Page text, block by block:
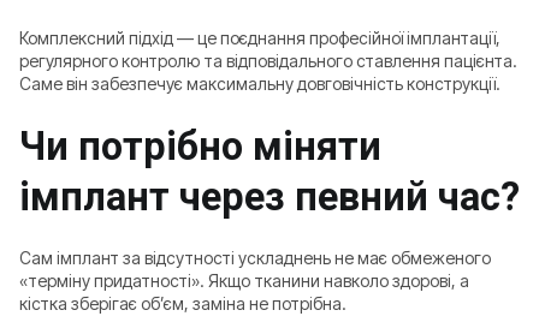
Комплексний підхід — це поєднання професійної імплантації,
регулярного контролю та відповідального ставлення пацієнта.
Саме він забезпечує максимальну довговічність конструкції.
Чи потрібно міняти
імплант через певний час?
Сам імплант за відсутності ускладнень не має обмеженого
«терміну придатності». Якщо тканини навколо здорові, а
кістка зберігає об’єм, заміна не потрібна.